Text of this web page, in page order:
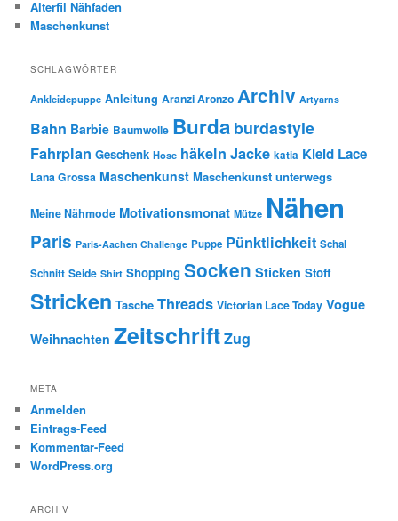
Alterfil Nähfaden
Maschenkunst
SCHLAGWÖRTER
Ankleidepuppe Anleitung Aranzi Aronzo Archiv Artyarns
Bahn Barbie Baumwolle Burda burdastyle
Fahrplan Geschenk Hose häkeln Jacke katia Kleid Lace
Lana Grossa Maschenkunst Maschenkunst unterwegs
Meine Nähmode Motivationsmonat Mütze Nähen
Paris Paris-Aachen Challenge Puppe Pünktlichkeit Schal
Schnitt Seide Shirt Shopping Socken Sticken Stoff
Stricken Tasche Threads Victorian Lace Today Vogue
Weihnachten ZeitschriftZug
META
Anmelden
Eintrags-Feed
Kommentar-Feed
WordPress.org
ARCHIV